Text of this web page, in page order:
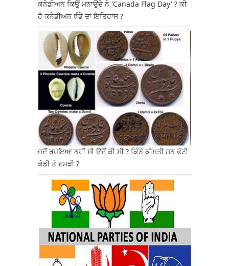
ਕਨੇਡੀਅਨ ਕਿਉਂ ਮਨਾਉਂਦੇ ਨੇ 'Canada Flag Day' ? ਕੀ
ਹੈ ਕਨੇਡੀਅਨ ਝੰਡੇ ਦਾ ਇਤਿਹਾਸ ?
ਜਦੋਂ ਰੁਪਇਆ ਨਹੀਂ ਸੀ ਉਦੋਂ ਕੀ ਸੀ ? ਕਿੰਨੇ ਕੀਮਤੀ ਸਨ ਫੁੱਟੀ
ਕੌਡੀ ਤੇ ਦਮੜੀ ?